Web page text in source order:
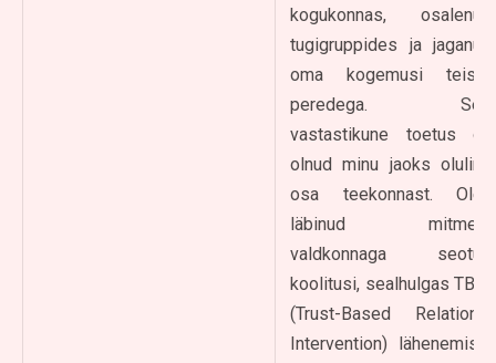
kogukonnas, osalenud
tugigruppides ja jaganud
oma kogemusi teiste
peredega. See
vastastikune toetus on
olnud minu jaoks oluline
osa teekonnast. Olen
läbinud mitmeid
valdkonnaga seotud
koolitusi, sealhulgas TBRI
(Trust-Based Relational
Intervention) lähenemise,